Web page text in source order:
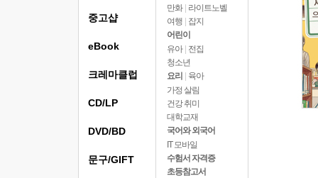
만화 | 라이트노벨
여행
잡지
어린이
유아 | 전집
청소년
요리
육아
가정 살림
건강 취미
대학교재
국어와 외국어
IT 모바일
수험서 자격증
초등참고서
중고샵
eBook
크레마클럽
CD/LP
DVD/BD
문구/GIFT